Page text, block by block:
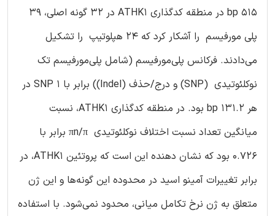
515 bp در منطقه کدگذاری ATHK1 در 32 گونه اصلی، 39
پلی مورفیسم را آشکار کرد که 24 هپلوتیپ را تشکیل
می‌دادند. فرکانس پلی‌مورفیسم (شامل پلی‌مورفیسم تک
نوکلئوتیدی (SNP) و درج/حذف (Indel)) برابر با 1 SNP در
هر 131.2 bp بود. در منطقه کدگذاری ATHK1، نسبت
میانگین تعداد نسبت اختلاف نوکلئوتیدی πn/π برابر با
0.726 بود که نشان دهنده این است که پروتئین ATHK1، در
برابر تغییرات آمینو اسید در محدوده این گونه‌ها و این ژن
متعلق به ژن نرخ تکامل میانی، محدود نمی‌شود. با استفاده